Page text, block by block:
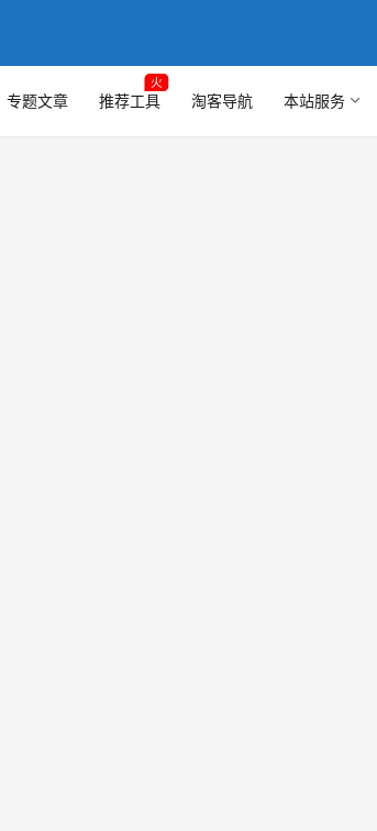
专题文章 推荐工具
火
淘客导航 本站服务